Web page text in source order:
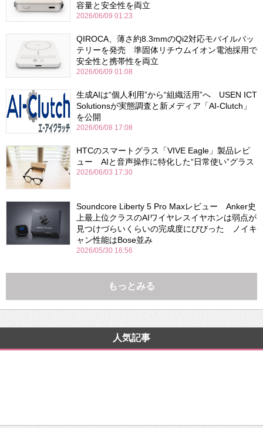
容量と安全性を両立
2026/06/09 01:23
QIROCA、薄さ約8.3mmのQi2対応モバイルバッ
テリーを発売 準固体リチウムイオン電池採用で
安全性と携帯性を両立
2026/06/09 01:08
生成AIは“個人利用”から“組織活用”へ USEN ICT
Solutionsが実態調査と新メディア「AI-Clutch」
を公開
2026/06/08 17:08
HTCのスマートグラス「VIVE Eagle」製品レビ
ュー AIと音声操作に特化した“日常使い”グラス
2026/06/03 17:30
Soundcore Liberty 5 Pro Maxレビュー Anker史
上最上位クラスのAIワイヤレスイヤホンは弱点が
見つけづらいくらいの完成度にびびった ノイキ
ャン性能はBose並み
2026/05/30 16:56
もっとみる
人気記事